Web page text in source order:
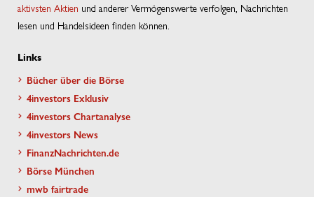
aktivsten Aktien und anderer Vermögenswerte verfolgen, Nachrichten
lesen und Handelsideen finden können.
Links
Bücher über die Börse
4investors Exklusiv
4investors Chartanalyse
4investors News
FinanzNachrichten.de
Börse München
mwb fairtrade